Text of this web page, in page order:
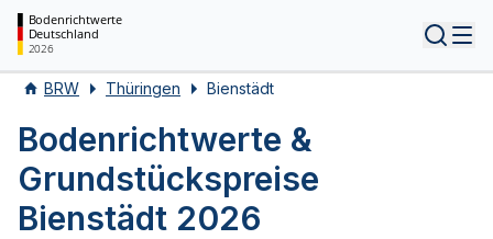
Bodenrichtwerte
Deutschland
2026
BRW Thüringen Bienstädt
Bodenrichtwerte &
Grundstückspreise
Bienstädt 2026